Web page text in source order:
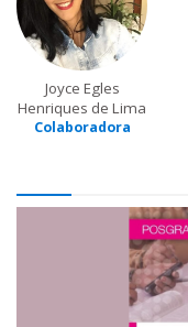
Joyce Egles
Henriques de Lima
Colaboradora